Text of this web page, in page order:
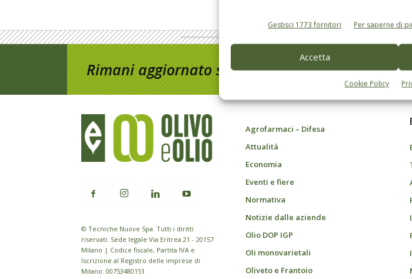
Gestisci 1773 fornitori Per saperne di
Accetta
Cookie Policy
Rimani aggiornato sul mondo dell’agricoltura
© Tecniche Nuove Spa. Tutti i diritti
riservati. Sede legale Via Eritrea 21 - 20157
Milano | Codice fiscale, Partita IVA e
Iscrizione al Registro delle imprese di
Milano: 00753480151
Agrofarmaci – Difesa
Attualità
Economia
Eventi e fiere
Normativa
Notizie dalle aziende
Olio DOP IGP
Oli monovarietali
Oliveto e Frantoio